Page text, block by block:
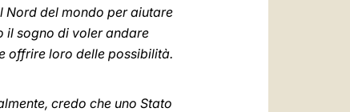
Nord del mondo per aiutare
il sogno di voler andare
offrire loro delle possibilità.
credo che uno Stato